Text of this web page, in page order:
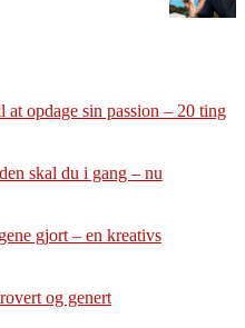
opdage sin passion – 20 ting
skal du i gang – nu
gjort – en kreativs
og genert